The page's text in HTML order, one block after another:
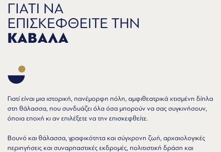
ΓΙΑΤΙ ΝΑ
ΕΠΙΣΚΕΦΘΕΙΤΕ ΤΗΝ
ΚΑΒΑΛΑ
Γιατί είναι μια ιστορική, πανέμορφη πόλη, αμφιθεατρικά χτισμένη δίπλα
στη θάλασσα, που συνδυάζει όλα όσα μπορούν να σας συγκινήσουν,
όποια εποχή κι αν επιλέξετε να την επισκεφθείτε.
Βουνό και θάλασσα, γραφικότητα και σύγχρονη ζωή, αρχαιολογικές
περιηγήσεις και συναρπαστικές εκδρομές, πολιτιστική δράση και